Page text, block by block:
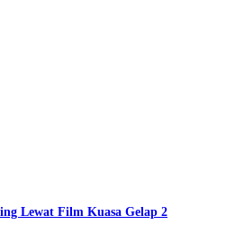
Lewat Film Kuasa Gelap 2